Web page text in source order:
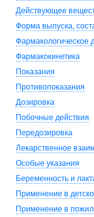
Действующее
Форма выпуска,
Фармакологическое
Фармакокинетика
Показания
Противопоказания
Дозировка
Побочные действия
Передозировка
Лекарственное
Особые указания
Беременность и
Применение в
Применение в